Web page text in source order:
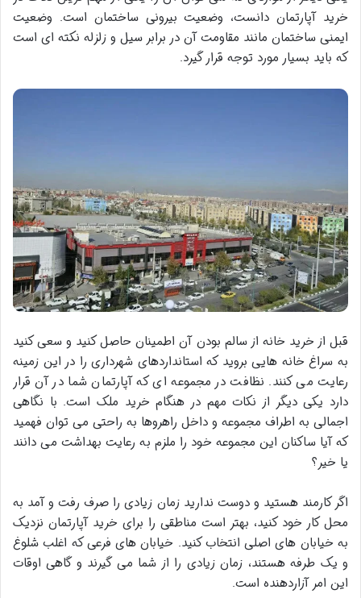
خرید آپارتمان دانست، وضعیت بیرونی ساختمان است. وضعیت
ایمنی ساختمان مانند مقاومت آن در برابر سیل و زلزله نکته ای است
که باید بسیار مورد توجه قرار گیرد.
قبل از خرید خانه از سالم بودن آن اطمینان حاصل کنید و سعی کنید
به سراغ خانه هایی بروید که استانداردهای شهرداری را در این زمینه
رعایت می کنند. نظافت در مجموعه ای که آپارتمان شما در آن قرار
دارد یکی دیگر از نکات مهم در هنگام خرید ملک است. با نگاهی
اجمالی به اطراف مجموعه و داخل راهروها به راحتی می توان فهمید
که آیا ساکنان این مجموعه خود را ملزم به رعایت بهداشت می دانند
یا خیر؟
اگر کارمند هستید و دوست ندارید زمان زیادی را صرف رفت و آمد به
محل کار خود کنید، بهتر است مناطقی را برای خرید آپارتمان نزدیک
به خیابان های اصلی انتخاب کنید. خیابان های فرعی که اغلب شلوغ
و یک طرفه هستند، زمان زیادی را از شما می گیرند و گاهی اوقات
این امر آزاردهنده است.